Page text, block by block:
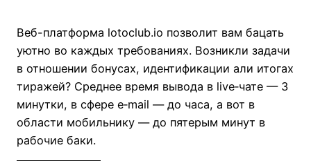
Веб-платформа lotoclub.io позволит вам бацать
уютно во каждых требованиях. Возникли задачи
в отношении бонусах, идентификации али итогах
тиражей? Среднее время вывода в live‑чате — 3
минутки, в сфере e‑mail — до часа, а вот в
области мобильнику — до пятерым минут в
рабочие баки.